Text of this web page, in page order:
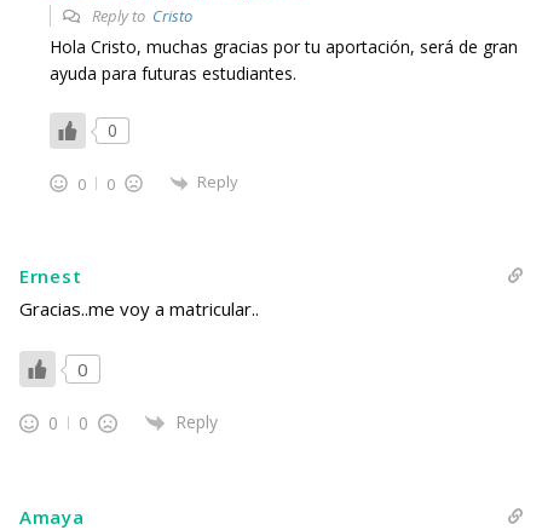
Reply to Cristo
Hola Cristo, muchas gracias por tu aportación, será de gran
ayuda para futuras estudiantes.
0
0 0 Reply
Ernest
Gracias..me voy a matricular..
0
0 0 Reply
Amaya